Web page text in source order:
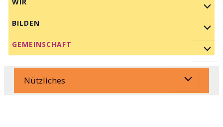
BILDEN
GEMEINSCHAFT
Nützliches